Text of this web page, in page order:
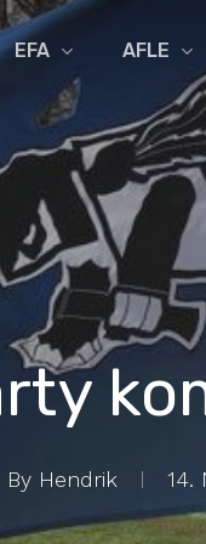
EFA AFLE
By Hendrik 14.